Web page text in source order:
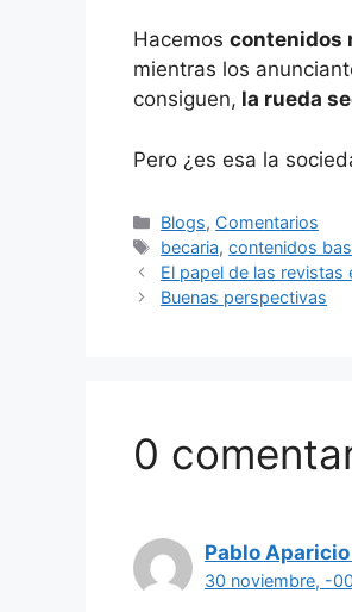
Hacemos contenidos
mientras los
consiguen, la rueda
Pero ¿es esa la
Categorías
Blogs, Comentarios
Etiquetas
becaria,contenidos
El papel de las revistas
Buenas perspectivas
0
Pablo
30 noviembre, -